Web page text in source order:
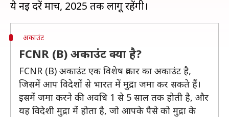
अकाउंट
FCNR (B) अकाउंट क्या है?
FCNR (B) अकाउंट एक विशेष प्रकार का अकाउंट है,
जिसमें आप विदेशों से भारत में मुद्रा जमा कर सकते हैं।
इसमें जमा करने की अवधि 1 से 5 साल तक होती है, और
यह विदेशी मुद्रा में होता है, जो आपके पैसे को मुद्रा के